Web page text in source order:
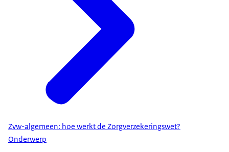
Zvw-algemeen: hoe werkt de Zorgverzekeringswet?
Onderwerp